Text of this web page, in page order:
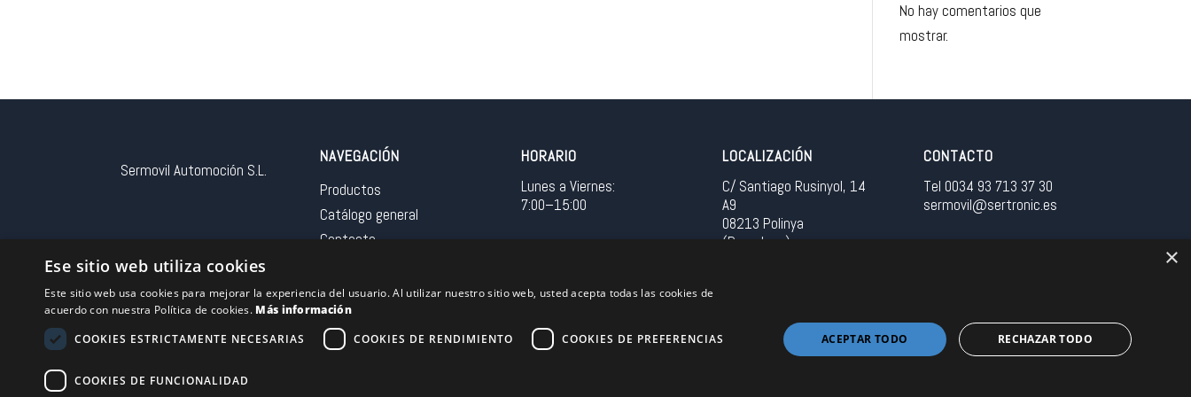
No hay comentarios que
mostrar.
Sermovil Automoción S.L.
NAVEGACIÓN
Productos
Catálogo general
Contacto
HORARIO
Lunes a Viernes:
7:00–15:00
LOCALIZACIÓN
C/ Santiago Rusinyol, 14
A9
08213 Polinya
(Barcelona)
CONTACTO
Tel 0034 93 713 37 30
sermovil@sertronic.es
×
Ese sitio web utiliza cookies
Este sitio web usa cookies para mejorar la experiencia del usuario. Al utilizar nuestro sitio web, usted acepta todas las cookies de
acuerdo con nuestra Política de cookies. Más información
COOKIES ESTRICTAMENTE NECESARIAS
COOKIES DE RENDIMIENTO COOKIES DE PREFERENCIAS
COOKIES DE FUNCIONALIDAD
ACEPTAR TODO RECHAZAR TODO